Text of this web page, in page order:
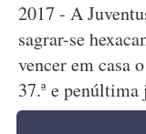
2017 - A
sagrar-se
vencer em casa
37.ª e